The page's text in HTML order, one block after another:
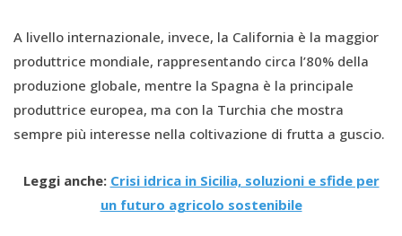
A livello internazionale, invece, la California è la maggior
produttrice mondiale, rappresentando circa l’80% della
produzione globale, mentre la Spagna è la principale
produttrice europea, ma con la Turchia che mostra
sempre più interesse nella coltivazione di frutta a guscio.
Leggi anche: Crisi idrica in Sicilia, soluzioni e sfide per
un futuro agricolo sostenibile